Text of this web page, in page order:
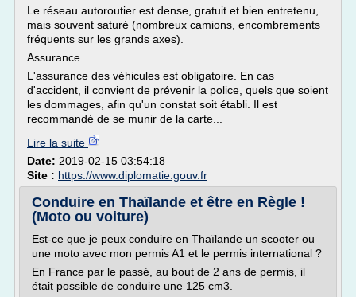
Le réseau autoroutier est dense, gratuit et bien entretenu,
mais souvent saturé (nombreux camions, encombrements
fréquents sur les grands axes).
Assurance
L'assurance des véhicules est obligatoire. En cas
d'accident, il convient de prévenir la police, quels que soient
les dommages, afin qu'un constat soit établi. Il est
recommandé de se munir de la carte...
Lire la suite
Date: 2019-02-15 03:54:18
Site : https://www.diplomatie.gouv.fr
Conduire en Thaïlande et être en Règle !
(Moto ou voiture)
Est-ce que je peux conduire en Thaïlande un scooter ou
une moto avec mon permis A1 et le permis international ?
En France par le passé, au bout de 2 ans de permis, il
était possible de conduire une 125 cm3.